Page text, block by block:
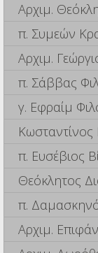
Αρχιμ.
π. Συμεών
Αρχιμ.
π. Σάββας
γ. Εφραίμ
π. Ευσέβιος
Θεόκλητος
π.
Αρχιμ.